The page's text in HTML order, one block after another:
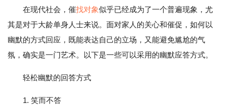
在现代社会，催找对象似乎已经成为了一个普遍现象，尤
其是对于大龄单身人士来说。面对家人的关心和催促，如何以
幽默的方式回应，既能表达自己的立场，又能避免尴尬的气
氛，确实是一门艺术。以下是一些可以采用的幽默应答方式。
轻松幽默的回答方式
1. 笑而不答